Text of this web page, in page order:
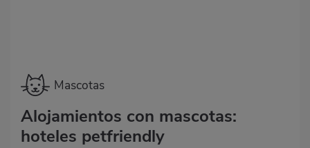
Categoría
Mascotas
Alojamientos con mascotas:
hoteles petfriendly